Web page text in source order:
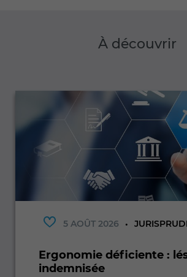
À découvrir
5 AOÛT 2026
Ergonomie déficiente :
indemnisée